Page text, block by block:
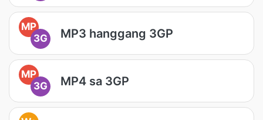
MP
3G
MP3 hanggang 3GP
MP
3G
MP4 sa 3GP